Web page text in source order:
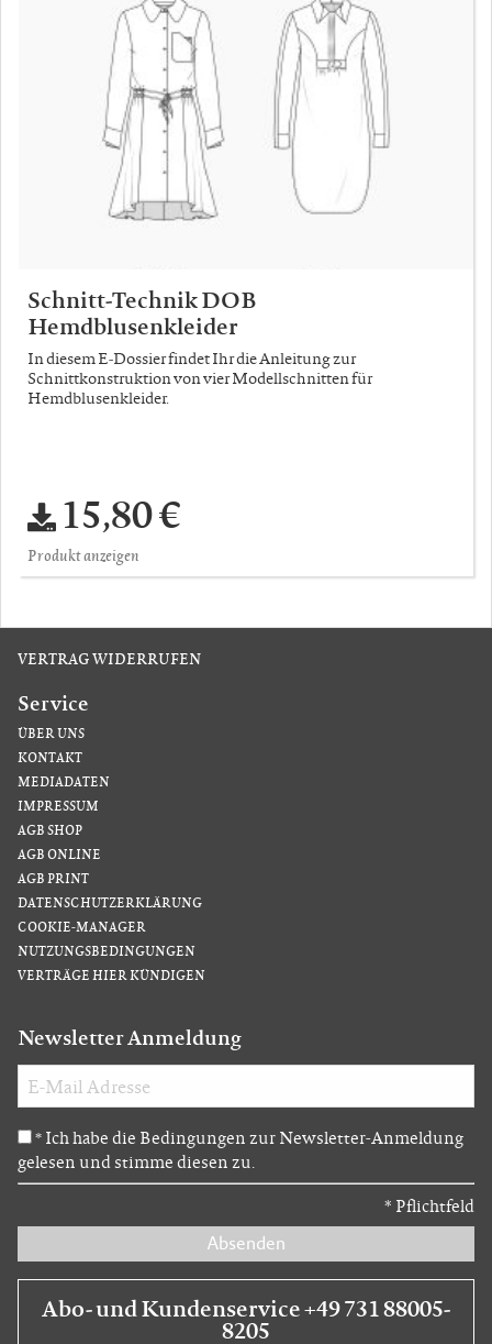
Schnitt-Technik DOB
Hemdblusenkleider
In diesem E-Dossier findet Ihr die Anleitung zur
Schnittkonstruktion von vier Modellschnitten für
Hemdblusenkleider.
15,80 €
Produkt anzeigen
VERTRAG WIDERRUFEN
Service
ÜBER UNS
KONTAKT
MEDIADATEN
IMPRESSUM
AGB SHOP
AGB ONLINE
AGB PRINT
DATENSCHUTZERKLÄRUNG
COOKIE-MANAGER
NUTZUNGSBEDINGUNGEN
VERTRÄGE HIER KÜNDIGEN
Newsletter Anmeldung
* Ich habe die Bedingungen zur Newsletter-Anmeldung
gelesen und stimme diesen zu.
* Pflichtfeld
Absenden
Abo- und Kundenservice +49 731 88005-
8205